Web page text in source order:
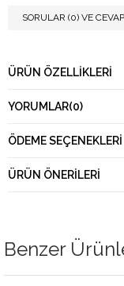
SORULAR (0) VE
ÜRÜN ÖZELLIKLERI
YORUMLAR(0)
ÖDEME SEÇENEKLERI
ÜRÜN ÖNERILERI
Benzer